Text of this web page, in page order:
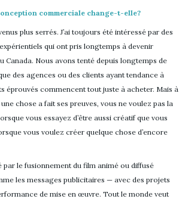
commerciale change-t-elle?
plus serrés. J’ai toujours été intéressé par des
qui ont pris longtemps à devenir
Canada. Nous avons tenté depuis longtemps de
des agences ou des clients ayant tendance à
éprouvés commencent tout juste à acheter. Mais à
chose a fait ses preuves, vous ne voulez pas la
vous essayez d’être aussi créatif que vous
vous voulez créer quelque chose d’encore
par le fusionnement du film animé ou diffusé
les messages publicitaires — avec des projets
de mise en œuvre. Tout le monde veut